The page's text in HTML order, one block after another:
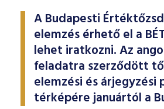
A Budapesti
elemzés érhető el a
lehet iratkozni. Az
feladatra szerződött
elemzési és
térképére januártól a